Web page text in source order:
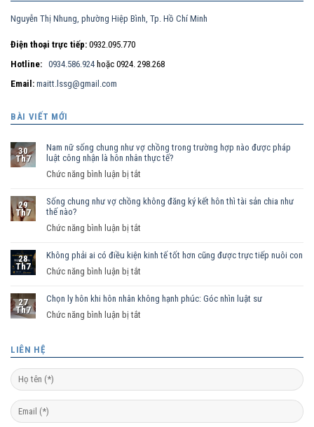
Nguyễn Thị Nhung, phường Hiệp Bình, Tp. Hồ Chí Minh
Điện thoại trực tiếp: 0932.095.770
Hotline: 0934.586.924 hoặc 0924. 298.268
Email: maitt.lssg@gmail.com
BÀI VIẾT MỚI
30
Th7
Nam nữ sống chung như vợ chồng trong trường hợp nào được pháp
luật công nhận là hôn nhân thực tế?
Chức năng bình luận bị tắt
nữ
vợ
trường
pháp
luật
nhận
29
Th7
Sống chung như vợ chồng không đăng ký kết hôn thì tài sản chia như
thế nào?
Chức năng bình luận bị tắt
chung
chồng
hôn
chia
28
Th7
Không phải ai có điều kiện kinh tế tốt hơn cũng được trực tiếp nuôi con
Chức năng bình luận bị tắt
phải
kiện
kinh
cũng
27
Th7
Chọn ly hôn khi hôn nhân không hạnh phúc: Góc nhìn luật sư
Chức năng bình luận bị tắt
hôn
khi
nhân
LIÊN HỆ